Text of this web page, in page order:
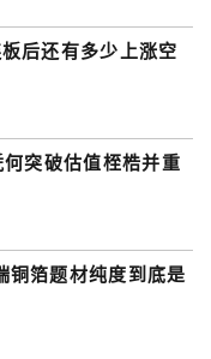
后还有多少上涨空
突破估值桎梏并重
铜箔题材纯度到底是